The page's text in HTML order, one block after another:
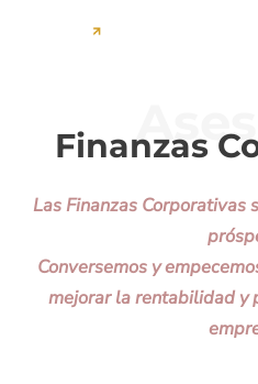
Finanzas
Las Finanzas Corporativas
Conversemos y
mejorar la rentabilidad y